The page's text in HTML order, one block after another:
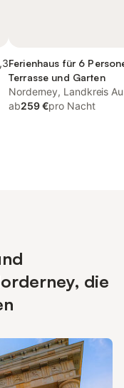
Ferienhaus für 6
Terrasse und Garten
Norderney, Landkreis
ab259 €pro Nacht
die